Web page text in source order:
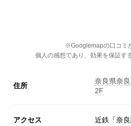
※Googlemapの口コミ
個人の感想であり、効果を保証す
住所
奈良県奈
2F
アクセス 近鉄「奈